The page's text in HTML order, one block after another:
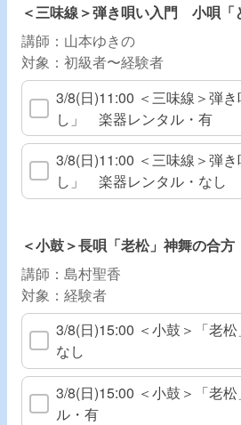
＜三味線＞弾き唄い入門 小唄「
講師：山本ゆきの
対象：初級者〜経験者
3/8(日)11:00 ＜三味線＞弾
し」 楽器レンタル・有
3/8(日)11:00 ＜三味線＞弾
し」 楽器レンタル・なし
＜小鼓＞長唄「老松」神舞の合方
講師：島村聖香
対象：経験者
3/8(日)15:00 ＜小鼓＞「老
なし
3/8(日)15:00 ＜小鼓＞「
ル・有